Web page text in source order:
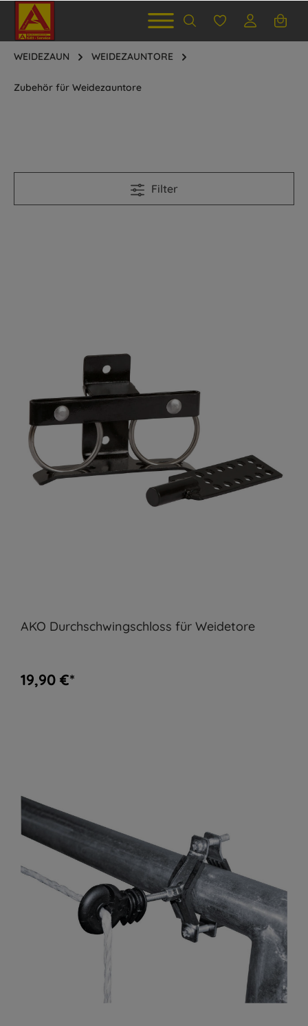
WEIDEZAUN WEIDEZAUNTORE
Zubehör für Weidezauntore
Filter
AKO Durchschwingschloss für Weidetore
19,90 €*